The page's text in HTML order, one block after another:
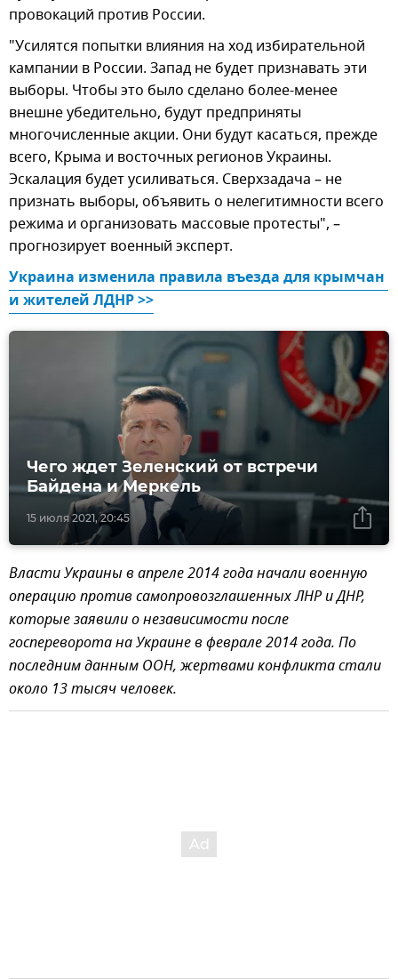
провокаций против России.
"Усилятся попытки влияния на ход избирательной
кампании в России. Запад не будет признавать эти
выборы. Чтобы это было сделано более-менее
внешне убедительно, будут предприняты
многочисленные акции. Они будут касаться, прежде
всего, Крыма и восточных регионов Украины.
Эскалация будет усиливаться. Сверхзадача – не
признать выборы, объявить о нелегитимности всего
режима и организовать массовые протесты", –
прогнозирует военный эксперт.
Украина изменила правила въезда для крымчан
и жителей ЛДНР >>
15 июля 2021, 20:45
Чего ждет Зеленский от встречи
Байдена и Меркель
Власти Украины в апреле 2014 года начали военную
операцию против самопровозглашенных ЛНР и ДНР,
которые заявили о независимости после
госпереворота на Украине в феврале 2014 года. По
последним данным ООН, жертвами конфликта стали
около 13 тысяч человек.